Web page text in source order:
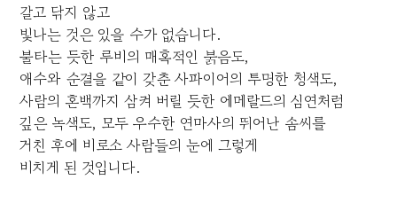
갈고 닦지 않고
빛나는 것은 있을 수가 없습니다.
불타는 듯한 루비의 매혹적인 붉음도,
애수와 순결을 같이 갖춘 사파이어의 투명한 청색도,
사람의 혼백까지 삼켜 버릴 듯한 에메랄드의 심연처럼
깊은 녹색도, 모두 우수한 연마사의 뛰어난 솜씨를
거친 후에 비로소 사람들의 눈에 그렇게
비치게 된 것입니다.